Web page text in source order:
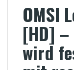
OMSI
[HD] –
wird